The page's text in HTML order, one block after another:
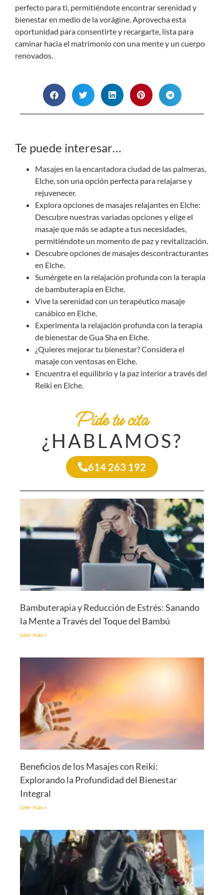
perfecto para ti, permitiéndote encontrar serenidad y
bienestar en medio de la vorágine. Aprovecha esta
oportunidad para consentirte y recargarte, lista para
caminar hacia el matrimonio con una mente y un cuerpo
renovados.
Te puede interesar…
Masajes en la encantadora ciudad de las palmeras,
Elche, son una opción perfecta para relajarse y
rejuvenecer.
Explora opciones de masajes relajantes en Elche:
Descubre nuestras variadas opciones y elige el
masaje que más se adapte a tus necesidades,
permitiéndote un momento de paz y revitalización.
Descubre opciones de masajes descontracturantes
en Elche.
Sumérgete en la relajación profunda con la terapia
de bambuterapia en Elche.
Vive la serenidad con un terapéutico masaje
canábico en Elche.
Experimenta la relajación profunda con la terapia
de bienestar de Gua Sha en Elche.
¿Quieres mejorar tu bienestar? Considera el
masaje con ventosas en Elche.
Encuentra el equilibrio y la paz interior a través del
Reiki en Elche.
Pide tu cita
¿HABLAMOS?
614 263 192
Bambuterapia y Reducción de Estrés: Sanando
la Mente a Través del Toque del Bambú
Leer más »
Beneficios de los Masajes con Reiki:
Explorando la Profundidad del Bienestar
Integral
Leer más »